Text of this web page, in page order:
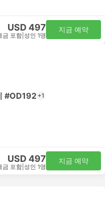
USD 497
금 포함 성인 1명
지금 예약
#OD192 +1
USD 497
금 포함 성인 1명
지금 예약